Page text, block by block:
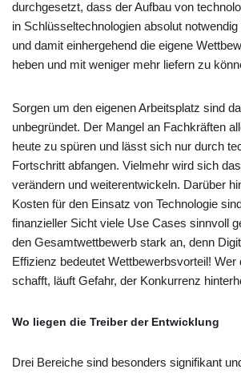
durchgesetzt, dass der Aufbau von
in Schlüsseltechnologien absolut
und damit einhergehend die eigene
heben und mit weniger mehr liefern zu
Sorgen um den eigenen Arbeitsplatz sind
unbegründet. Der Mangel an Fachkräften
heute zu spüren und lässt sich nur durch
Fortschritt abfangen. Vielmehr wird sich
verändern und weiterentwickeln. Darüber
Kosten für den Einsatz von Technologie
finanzieller Sicht viele Use Cases sinnvoll
den Gesamtwettbewerb stark an, denn
Effizienz bedeutet Wettbewerbsvorteil!
schafft, läuft Gefahr, der Konkurrenz
Wo liegen die Treiber der Entwicklung
Drei Bereiche sind besonders signifikant